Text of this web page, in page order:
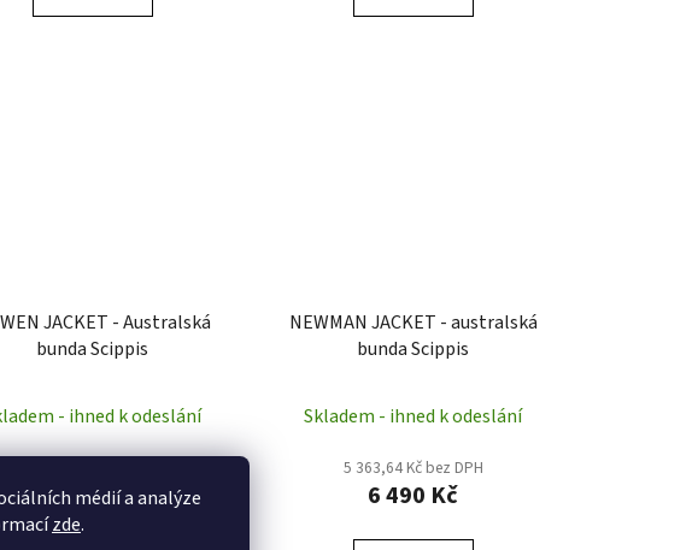
médií a analýze
zde.
JACKET - Australská
bunda Scippis
- ihned k odeslání
5 890 Kč
NEWMAN JACKET - australská
bunda Scippis
Skladem - ihned k odeslání
5 363,64 Kč bez DPH
6 490 Kč